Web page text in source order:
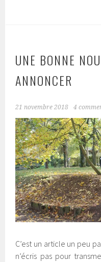
UNE BONNE
ANNONCER
21 novembre 2018 4
C’est un article un peu
n’écris pas pour